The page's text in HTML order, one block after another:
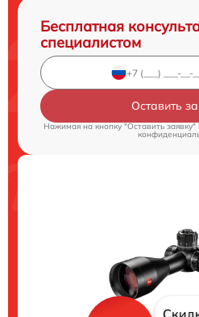
Бесплатная
специалистом
Оставить
Нажимая на кнопку "Оставить